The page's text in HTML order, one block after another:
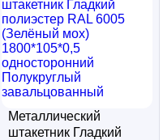
Металлический
штакетник Гладкий